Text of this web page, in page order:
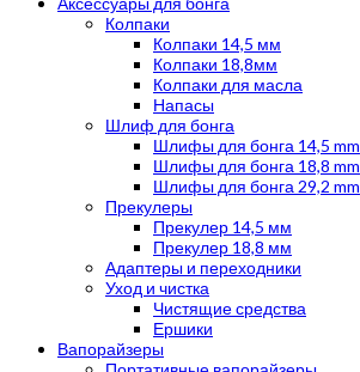
Колпаки
Колпаки 14,5 мм
Колпаки 18,8мм
Колпаки для масла
Напасы
Шлиф для бонга
Шлифы для бонга 14,5 mm
Шлифы для бонга 18,8 mm
Шлифы для бонга 29,2 mm
Прекулеры
Прекулер 14,5 мм
Прекулер 18,8 мм
Адаптеры и переходники
Уход и чистка
Чистящие средства
Ершики
Вапорайзеры